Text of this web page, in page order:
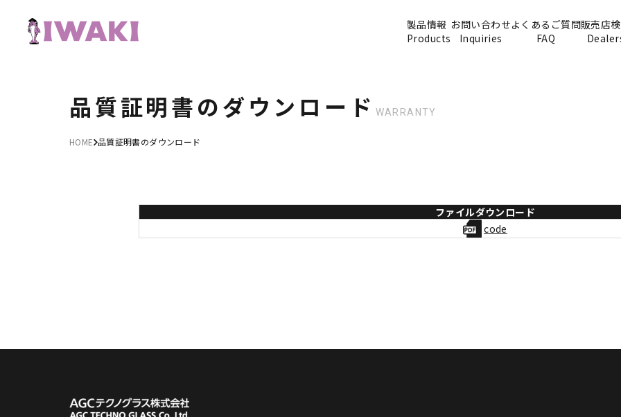
製品情報
Products
お問い合わせ
Inquiries
よくあるご質問
FAQ
販売店
品質証明書のダウンロード WARRANTY
HOME 品質証明書のダウンロード
ファイルダウンロード
code